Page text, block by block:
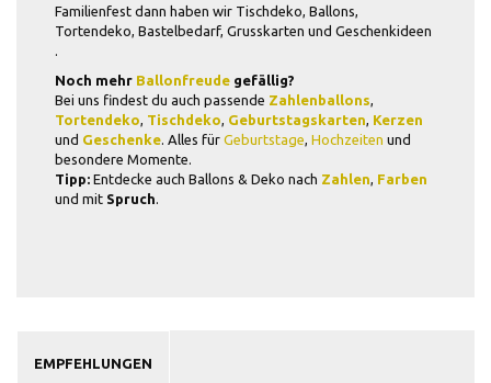
Familienfest dann haben wir Tischdeko, Ballons,
Tortendeko, Bastelbedarf, Grusskarten und Geschenkideen
.
Noch mehr Ballonfreude gefällig?
Bei uns findest du auch passende Zahlenballons,
Tortendeko, Tischdeko, Geburtstagskarten, Kerzen
und Geschenke. Alles für Geburtstage, Hochzeiten und
besondere Momente.
Tipp: Entdecke auch Ballons & Deko nach Zahlen, Farben
und mit Spruch.
EMPFEHLUNGEN